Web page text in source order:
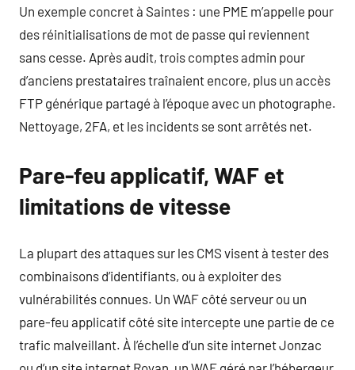
Un exemple concret à Saintes : une PME m’appelle pour
des réinitialisations de mot de passe qui reviennent
sans cesse. Après audit, trois comptes admin pour
d’anciens prestataires traînaient encore, plus un accès
FTP générique partagé à l’époque avec un photographe.
Nettoyage, 2FA, et les incidents se sont arrêtés net.
Pare-feu applicatif, WAF et
limitations de vitesse
La plupart des attaques sur les CMS visent à tester des
combinaisons d’identifiants, ou à exploiter des
vulnérabilités connues. Un WAF côté serveur ou un
pare-feu applicatif côté site intercepte une partie de ce
trafic malveillant. À l’échelle d’un site internet Jonzac